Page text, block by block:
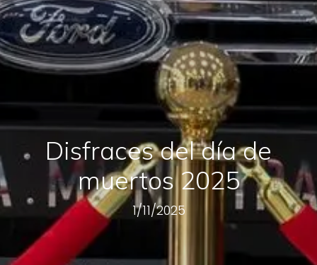
Disfraces del día de
muertos 2025
1/11/2025